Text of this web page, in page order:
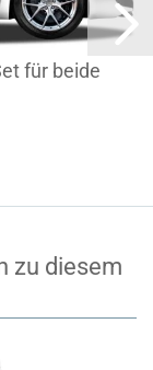
für beide
zu diesem